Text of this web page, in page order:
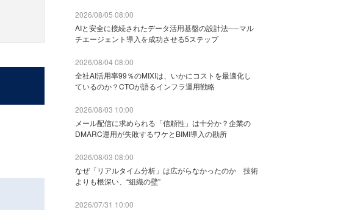
2026/08/05 08:00
AIと安全に接続されたデータ活用基盤の設計法──マル
チエージェント導入を成功させる5ステップ
2026/08/04 08:00
全社AI活用率99％のMIXIは、いかにコストを最適化し
ているのか？CTOが語るインフラ運用戦略
2026/08/03 10:00
メール配信に求められる「信頼性」は十分か？企業の
DMARC運用が失敗するワケとBIMI導入の勘所
2026/08/03 08:00
なぜ「リアルタイム分析」は広がらなかったのか 技術
よりも根深い、“組織の壁”
2026/07/31 10:00